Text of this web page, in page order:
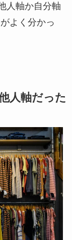
人軸か自分軸
よく分かっ
人軸だった